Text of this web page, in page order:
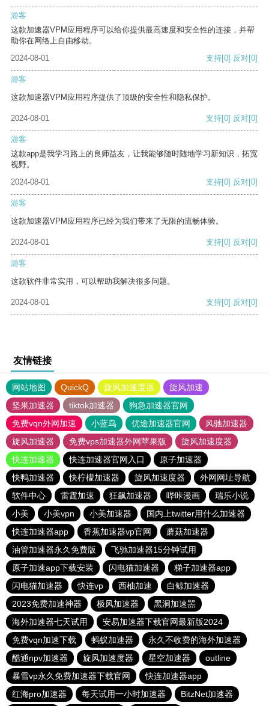
游客
这款加速器VPM应用程序可以给你提供最高速度和安全性的连接，并帮
助你在网络上自由移动。
2024-08-01
支持[0] 反对[0]
游客
这款加速器VPM应用程序提供了顶级的安全性和隐私保护。
2024-08-01 支持[0] 反对[0]
游客
这款app是我学习路上的良师益友，让我能够随时随地学习新知识，拓宽
视野。
2024-08-01
支持[0] 反对[0]
游客
这款加速器VPM应用程序已经为我们带来了无限的流畅体验。
2024-08-01 支持[0] 反对[0]
游客
这款软件非常实用，可以帮助我解决很多问题。
2024-08-01 支持[0] 反对[0]
友情链接
网站地图 QuickQ 旋风加速度器
旋风加速
坚果加速器
tiktok加速器
狗急加速器官网
免费vqn外网加速
小蓝鸟 优途加速器官网
风驰加速器
旋风加速器
免费vps加速器外网苹果版
旋风加速度器
快连加速器
快连加速器官网入口
原子加速器
快鸭加速器
快柠檬加速器 旋风加速度器
外网网址导航
软件中心
雷霆加速 狂飙加速器 哔咔漫画
瑞乐小说
小美
小美vpn 小美加速器
国内上twitter用什么加速器
快连加速器app
香蕉加速器vp官网
蘑菇加速器
油管加速器永久免费版
飞驰加速器15分钟试用
原子加速app下载安装
闪电猫加速器
梯子加速器app
闪电猫加速器
快连vp 西柚加速
白鲸加速器
2023免费加速神器
极风加速器
黑洞加速噐
海外加速器七天试用
安易加速器下载官网最新版2024
免费vqn加速下载
蚂蚁加速器
永久不收费的海外加速器
酷通npv加速器
旋风加速度器 星空加速器
outline
暴雪vp永久免费加速器下载官网
快连加速器app
红海pro加速器
每天试用一小时加速器 BitzNet加速器